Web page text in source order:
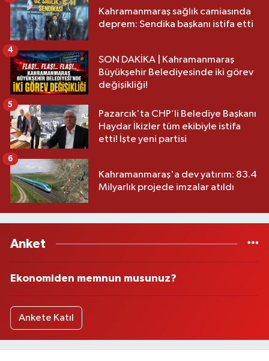
Kahramanmaraş sağlık camiasında
deprem: Sendika başkanı istifa etti
SON DAKİKA | Kahramanmaraş
Büyükşehir Belediyesinde iki görev
değişikliği!
4
Pazarcık'ta CHP’li Belediye Başkanı
Haydar İkizler tüm ekibiyle istifa
etti! İşte yeni partisi
5
Kahramanmaraş'a dev yatırım: 83.4
Milyarlık projede imzalar atıldı
6
Anket
Ekonomiden memnun musunuz?
Ankete Katıl